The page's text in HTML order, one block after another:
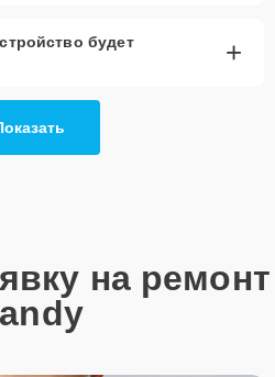
будет
+
на ремонт